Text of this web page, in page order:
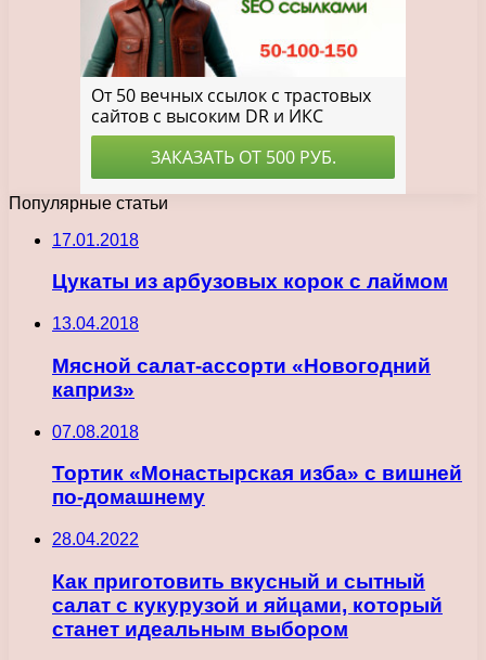
Популярные статьи
17.01.2018
Цукаты из арбузовых корок с лаймом
13.04.2018
Мясной салат-ассорти «Новогодний
каприз»
07.08.2018
Тортик «Монастырская изба» с вишней
по-домашнему
28.04.2022
Как приготовить вкусный и сытный
салат с кукурузой и яйцами, который
станет идеальным выбором